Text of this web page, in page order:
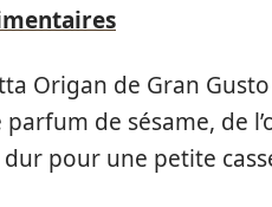
Origan de Gran
de sésame, de
pour une petite